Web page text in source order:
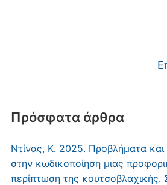
Πρόσφατα άρθρα
Ντίνας, Κ. 2025. Προβλήματα και
στην κωδικοποίηση μιας
περίπτωση της κουτσοβλαχικής.